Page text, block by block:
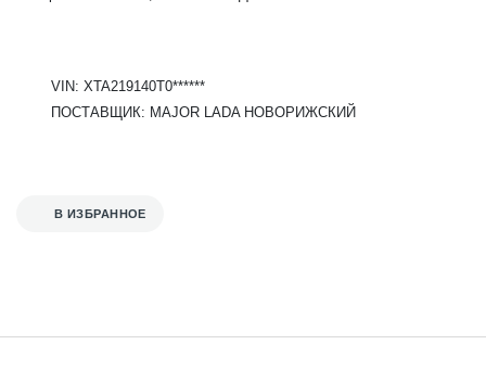
VIN: XTA219140T0******
ПОСТАВЩИК: MAJOR LADA НОВОРИЖСКИЙ
В ИЗБРАННОЕ